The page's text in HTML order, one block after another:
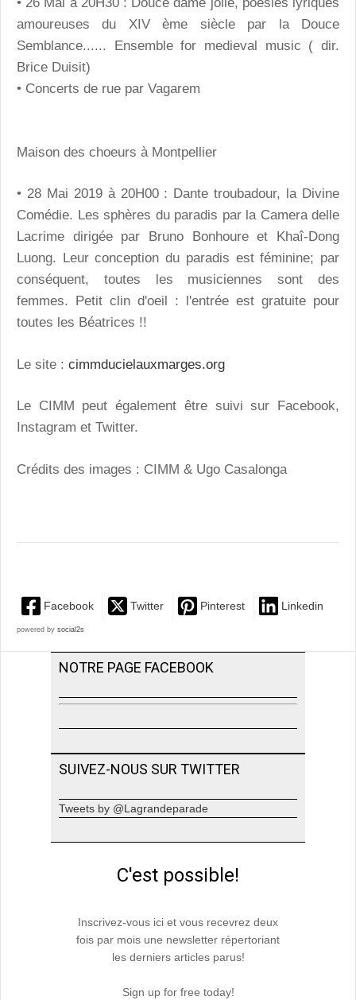
amoureuses du XIV ème siècle par la Douce
Semblance...... Ensemble for medieval music ( dir.
Brice Duisit)
• Concerts de rue par Vagarem
Maison des choeurs à Montpellier
• 28 Mai 2019 à 20H00 : Dante troubadour, la Divine
Comédie. Les sphères du paradis par la Camera delle
Lacrime dirigée par Bruno Bonhoure et Khaî-Dong
Luong. Leur conception du paradis est féminine; par
conséquent, toutes les musiciennes sont des
femmes. Petit clin d'oeil : l'entrée est gratuite pour
toutes les Béatrices !!
Le site : cimmducielauxmarges.org
Le CIMM peut également être suivi sur Facebook,
Instagram et Twitter.
Crédits des images : CIMM & Ugo Casalonga
Facebook Twitter Pinterest Linkedin
powered by social2s
NOTRE PAGE FACEBOOK
SUIVEZ-NOUS SUR TWITTER
Tweets by @Lagrandeparade
C'est possible!
Inscrivez-vous ici et vous recevrez deux
fois par mois une newsletter répertoriant
les derniers articles parus!
Sign up for free today!